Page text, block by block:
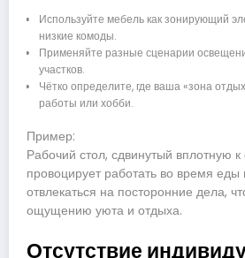
Используйте мебель как зонирующий
низкие комоды.
Применяйте разные сценарии
участков.
Чётко определите, где ваша «зона
работы или хобби.
Пример:
Рабочий стол, сдвинутый вплотную
провоцирует работать во время еды
отвлекаться на посторонние дела,
ощущению уюта и отдыха.
Отсутствие